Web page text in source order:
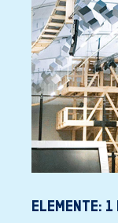
ELEMENTE: